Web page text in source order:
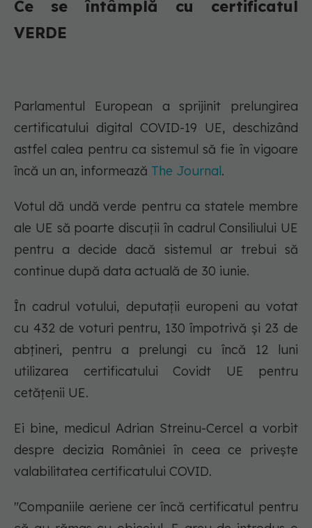
Ce se întâmplă cu certificatul
VERDE
Parlamentul European a sprijinit prelungirea
certificatului digital COVID-19 UE, deschizând
astfel calea pentru ca sistemul să fie în vigoare
încă un an, informează The Journal.
Votul dă undă verde pentru ca statele membre
ale UE să poarte discuții în cadrul Consiliului UE
pentru a decide dacă sistemul ar trebui să
continue după data actuală de 30 iunie.
În cadrul votului, deputații europeni au votat
cu 432 de voturi pentru, 130 împotrivă și 23 de
abțineri, pentru a prelungi cu încă 12 luni
utilizarea certificatului Covidt UE pentru
cetățenii UE.
Ei bine, medicul Adrian Streinu-Cercel a vorbit
despre decizia României în ceea ce privește
valabilitatea certificatului COVID.
"Companiile aeriene cer încă certificatul pentru